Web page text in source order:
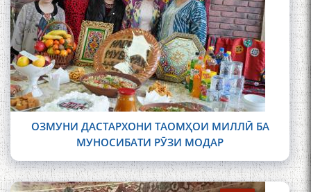
ОЗМУНИ ДАСТАРХОНИ ТАОМҲОИ МИЛЛӢ БА
МУНОСИБАТИ РӮЗИ МОДАР